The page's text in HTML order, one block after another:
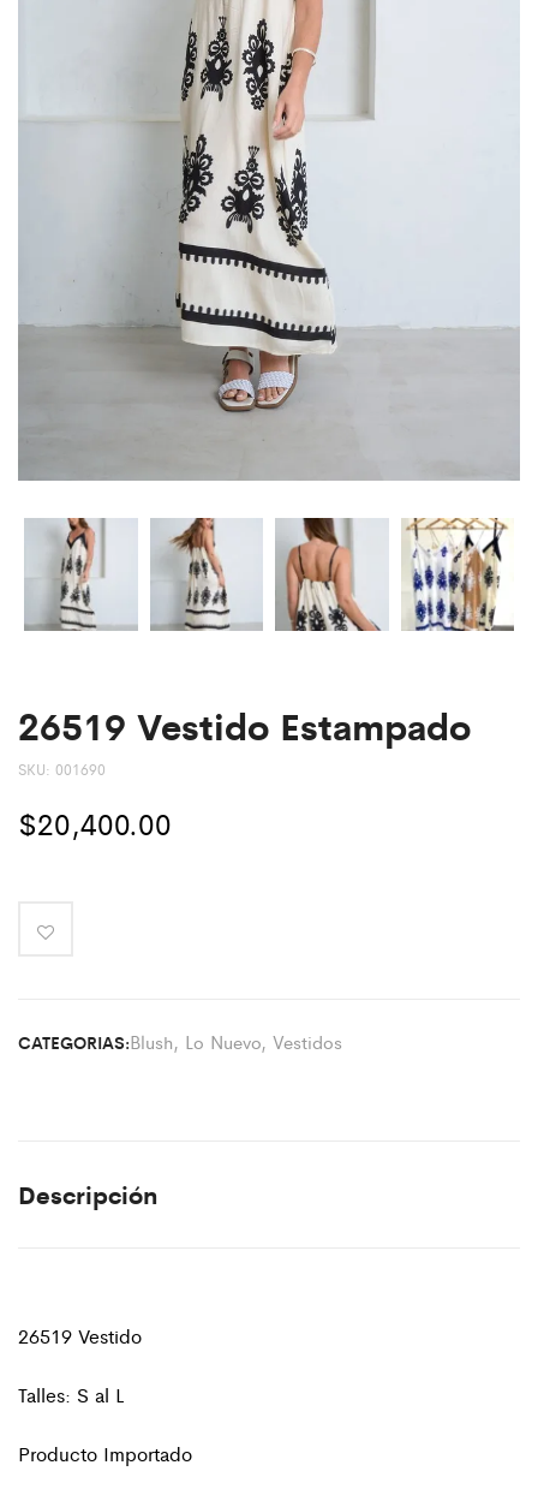
26519 Vestido Estampado
SKU: 001690
$20,400.00
CATEGORIAS:Blush, Lo Nuevo, Vestidos
Descripción
26519 Vestido
Talles: S al L
Producto Importado